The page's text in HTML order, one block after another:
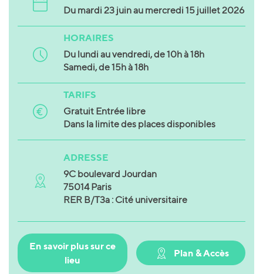
Du mardi 23 juin au mercredi 15 juillet 2026
HORAIRES
Du lundi au vendredi, de 10h à 18h
Samedi, de 15h à 18h
TARIFS
Gratuit Entrée libre
Dans la limite des places disponibles
ADRESSE
9C boulevard Jourdan
75014 Paris
RER B/T3a : Cité universitaire
En savoir plus sur ce
lieu
Plan & Accès